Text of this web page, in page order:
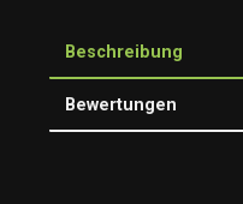
Beschreibung
Bewertungen